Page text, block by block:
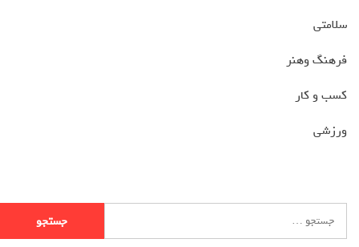
سلامتی
فرهنگ وهنر
کسب و کار
ورزشی